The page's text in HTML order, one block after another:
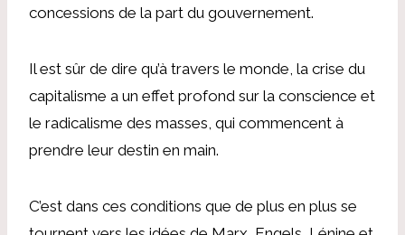
concessions de la part du gouvernement.
Il est sûr de dire qu’à travers le monde, la crise du
capitalisme a un effet profond sur la conscience et
le radicalisme des masses, qui commencent à
prendre leur destin en main.
C’est dans ces conditions que de plus en plus se